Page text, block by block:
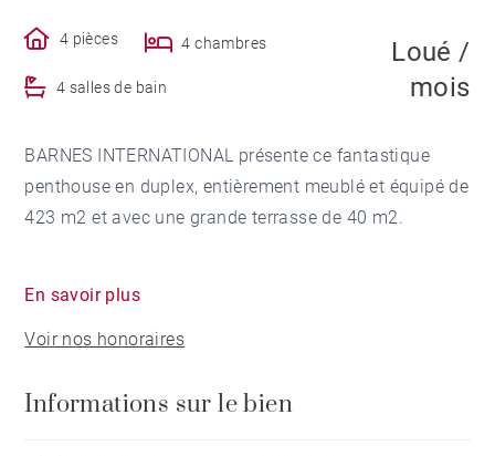
4 pièces 4 chambres
4 salles de bain
Loué /
mois
BARNES INTERNATIONAL présente ce fantastique
penthouse en duplex, entièrement meublé et équipé de
423 m2 et avec une grande terrasse de 40 m2.
peut être un cadre supérieur, un diplomate, un homme
d'affaires avec sa famille.
Le quartier où se trouve la propriété dispose de tous
En savoir plus
Voir nos honoraires
Informations sur le bien